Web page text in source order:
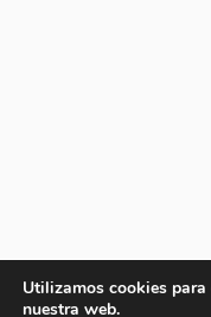
Utilizamos cookies
nuestra web.